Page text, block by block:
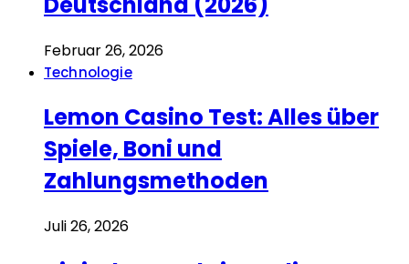
Februar 26, 2026
Technologie
Lemon Casino Test: Alles über
Spiele, Boni und
Zahlungsmethoden
Juli 26, 2026